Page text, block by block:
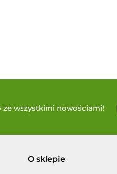
ze wszystkimi nowościami!
O sklepie